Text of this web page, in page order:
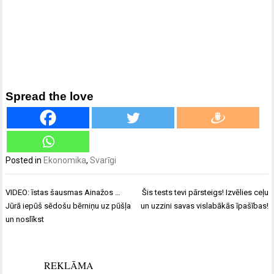
Spread the love
Posted in Ekonomika,Svarīgi
Ziņu
izvēlne
VIDEO: īstas šausmas Ainažos …
Jūrā iepūš sēdošu bērniņu uz pūšļa
un noslīkst
Šis tests tevi pārsteigs! Izvēlies ceļu
un uzzini savas vislabākās īpašības!
REKLĀMA